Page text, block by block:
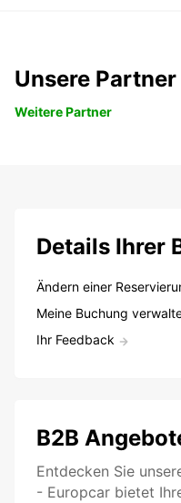
Unsere Partner
Weitere Partner
Details Ihrer
Ändern einer
Meine Buchung
Ihr Feedback
B2B
Entdecken Sie
- Europcar bietet